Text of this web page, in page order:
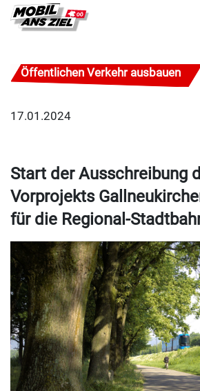
Öffentlichen Verkehr ausbauen
17.01.2024
Start der Ausschreibung
Vorprojekts
für die Regional-